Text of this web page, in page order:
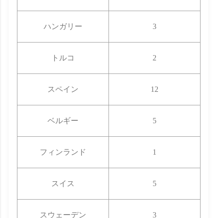
ハンガリー 3
トルコ 2
スペイン 12
ベルギー 5
フィンランド 1
スイス 5
スウェーデン 3